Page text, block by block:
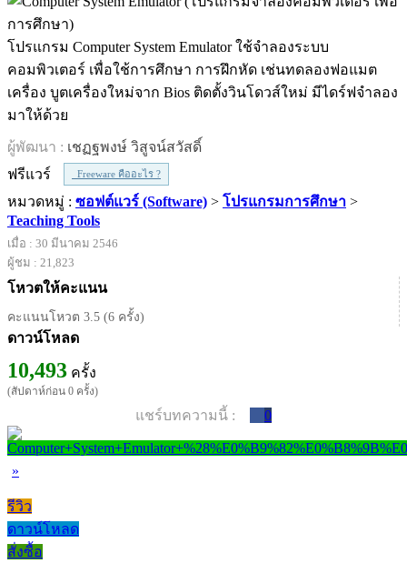
โปรแกรม Computer System Emulator ใช้จำลองระบบ
คอมพิวเตอร์ เพื่อใช้การศึกษา การฝึกหัด เช่นทดลองฟอแมต
เครื่อง บูตเครื่องใหม่จาก Bios ติดตั้งวินโดวส์ใหม่ มีไดร์ฟจำลอง
มาให้ด้วย
ผู้พัฒนา : เชฏฐพงษ์ วิสูจน์สวัสดิ์
ฟรีแวร์
Freeware คืออะไร ?
หมวดหมู่ : ซอฟต์แวร์ (Software) > โปรแกรมการศึกษา >
Teaching Tools
เมื่อ : 30 มีนาคม 2546
ผู้ชม : 21,823
โหวตให้คะแนน
คะแนนโหวต 3.5 (6 ครั้ง)
ดาวน์โหลด
10,493 ครั้ง
(สัปดาห์ก่อน 0 ครั้ง)
แชร์บทความนี้ : 0
»
รีวิว
ดาวน์โหลด
สั่งซื้อ